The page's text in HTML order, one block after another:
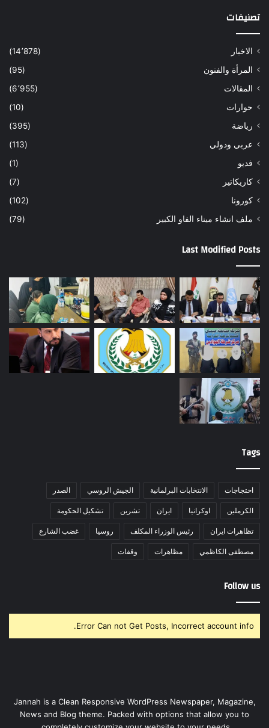
تصنيفات
الاخبار
(14٬878)
المرأة والفنون
(95)
المقالات
(6٬955)
حوارات
(10)
رياضة
(395)
عربي ودولي
(113)
فديو
(1)
كاريكاتير
(7)
كورونا
(102)
ملف انشاء ميناء الفاو الكبير
(79)
Last Modified Posts
Tags
احتجاجات الانتخابات البرلمانية الجيش الروسي الصدر
الكرملين اوكرانيا ايران تشرين تشكيل الحكومة
تظاهرات ايران رئيس الوزراء المكلف روسيا غضب الشارع
مصطفى الكاظمي مظاهرات وقفات
Follow us
Error Can not Get Posts, Incorrect account info.
Jannah is a Clean Responsive WordPress Newspaper, Magazine,
News and Blog theme. Packed with options that allow you to